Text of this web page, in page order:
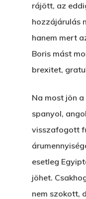
rájött, az
hozzájárulás
hanem mert
Boris mást
brexitet,
Na most jön
spanyol,
visszafogott
esetleg
jöhet.
nem szokott,